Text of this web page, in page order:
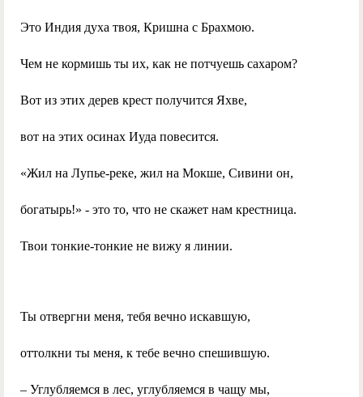
Это Индия духа твоя, Кришна с Брахмою.
Чем не кормишь ты их, как не потчуешь сахаром?
Вот из этих дерев крест получится Яхве,
вот на этих осинах Иуда повесится.
«Жил на Лупье-реке, жил на Мокше, Сивини он,
богатырь!» - это то, что не скажет нам крестница.
Твои тонкие-тонкие не вижу я линии.
Ты отвергни меня, тебя вечно искавшую,
оттолкни ты меня, к тебе вечно спешившую.
– Углубляемся в лес, углубляемся в чащу мы,